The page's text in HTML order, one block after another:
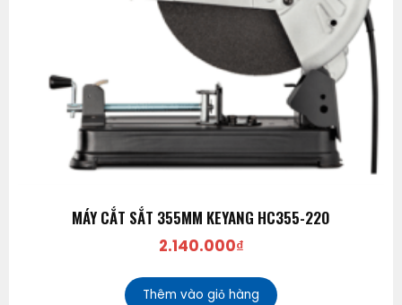
MÁY CẮT SẮT 355MM KEYANG HC355-220
2.140.000₫
Thêm vào giỏ hàng